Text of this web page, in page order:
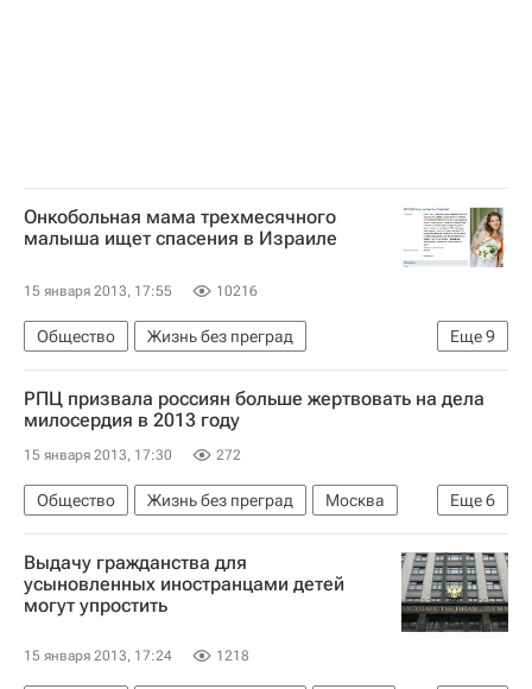
Онкобольная мама трехмесячного
малыша ищет спасения в Израиле
15 января 2013, 17:55 10216
Еще9
Общество
Жизнь без преград
Здоровье - Общество
Израиль
Швейцария
Европа Азия
Весь мир
Сбербанк России
ВКонтакте
Школа волонтера
РПЦ призвала россиян больше жертвовать на дела
милосердия в 2013 году
15 января 2013, 17:30 272
Еще6
Общество Жизнь без преград
Москва
Европа
Центральный ФО
Весь мир
Русская православная церковь
Детские вопросы
Выдачу гражданства для
усыновленных иностранцами детей
могут упростить
15 января 2013, 17:24 1218